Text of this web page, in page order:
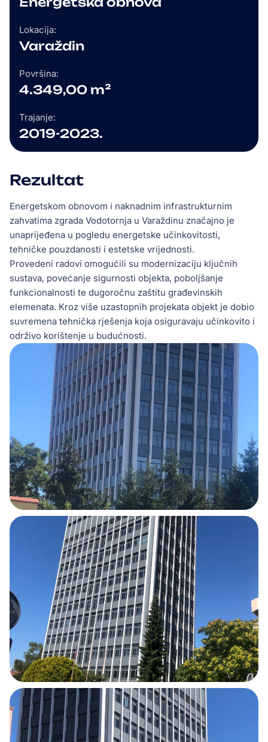
Lokacija:
Varaždin
Površina:
4.349,00 m²
Trajanje:
2019-2023.
Rezultat
Energetskom obnovom i naknadnim infrastrukturnim
zahvatima zgrada Vodotornja u Varaždinu značajno je
unaprijeđena u pogledu energetske učinkovitosti,
tehničke pouzdanosti i estetske vrijednosti.
Provedeni radovi omogućili su modernizaciju ključnih
sustava, povećanje sigurnosti objekta, poboljšanje
funkcionalnosti te dugoročnu zaštitu građevinskih
elemenata. Kroz više uzastopnih projekata objekt je dobio
suvremena tehnička rješenja koja osiguravaju učinkovito i
održivo korištenje u budućnosti.